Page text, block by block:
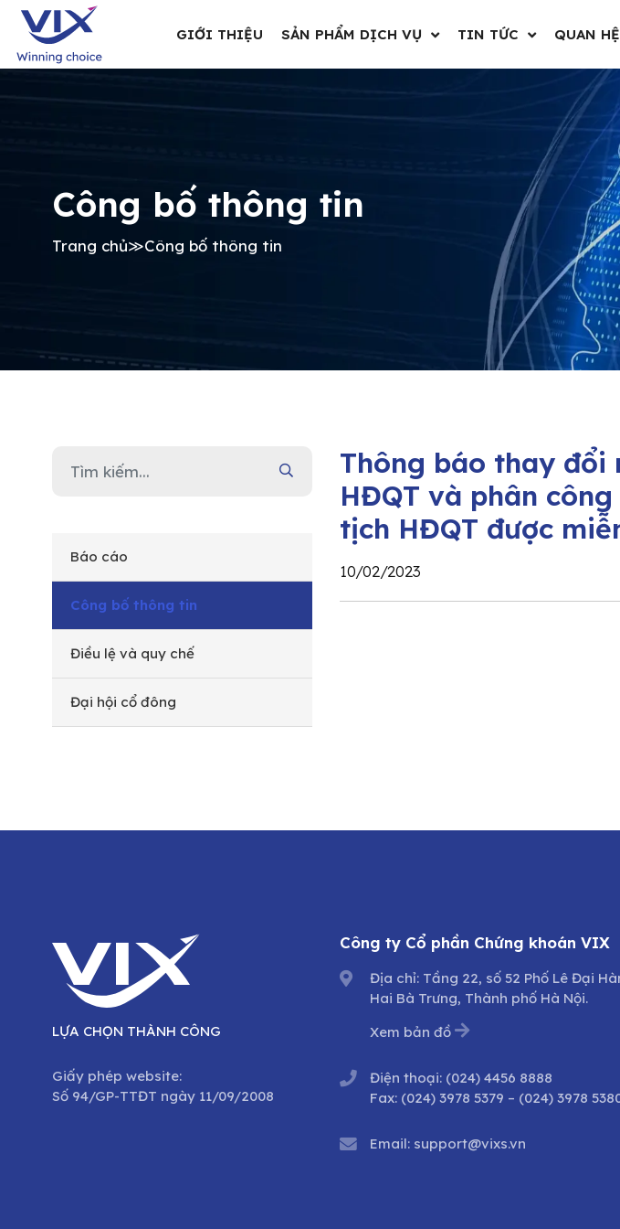
GIỚI THIỆU SẢN PHẨM DỊCH VỤ TIN TỨC QUAN
Công bố thông tin
Trang chủ≫Công bố thông tin
Báo cáo
Công bố thông tin
Điều lệ và quy chế
Đại hội cổ đông
Thông báo thay đổi
HĐQT và phân
tịch HĐQT được
10/02/2023
LỰA CHỌN THÀNH CÔNG
Giấy phép website:
Số 94/GP-TTĐT ngày 11/09/2008
Công ty Cổ phần Chứng khoán VIX
Địa chỉ: Tầng 22, số 52 Phố Lê Đại
Hai Bà Trưng, Thành phố Hà Nội.
Xem bản đồ
Điện thoại: (024) 4456 8888
Fax: (024) 3978 5379 – (024) 3978
Email: support@vixs.vn